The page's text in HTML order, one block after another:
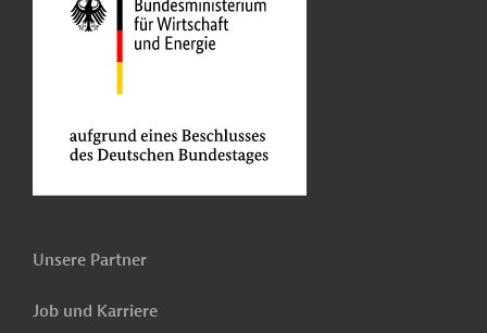
Unsere Partner
Job und Karriere